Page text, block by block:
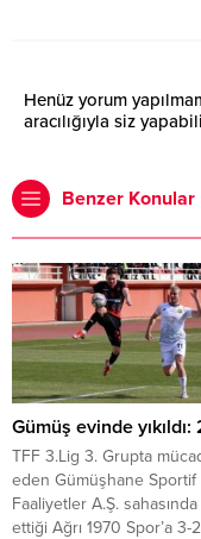
Henüz yorum
aracılığıyla siz
Benzer Konular
Gümüş evinde yıkıldı:
TFF 3.Lig 3. Grupta
eden Gümüşhane Sportif
Faaliyetler A.Ş.
ettiği Ağrı 1970 Spor’a 3-